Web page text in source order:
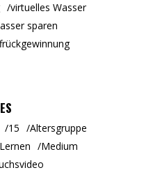
virtuelles Wasser
sparen
15
Altersgruppe
Medium